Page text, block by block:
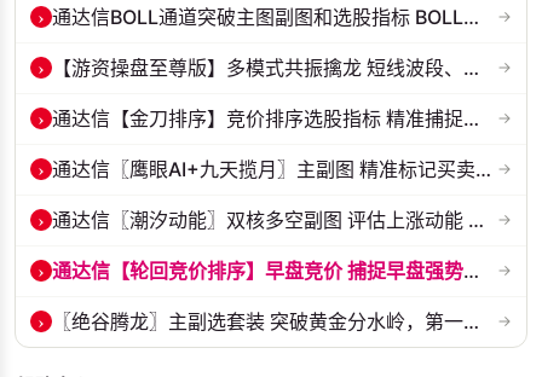
› 通达信BOLL通道突破主图副图和选股指标 BOLL通达突破追踪主力动向 源码... →
› 【游资操盘至尊版】多模式共振擒龙 短线波段、低位抄底、游资启动行情量... →
› 通达信【金刀排序】竞价排序选股指标 精准捕捉强势首板 源码 贴图 →
› 通达信〖鹰眼AI+九天揽月〗主副图 精准标记买卖拐点 九维因子共振过滤杂... →
› 通达信〖潮汐动能〗双核多空副图 评估上涨动能 量化判断多空力量的强弱... →
› 通达信【轮回竞价排序】早盘竞价 捕捉早盘强势起爆点 副图排序 源码 贴... →
› 〖绝谷腾龙〗主副选套装 突破黄金分水岭，第一根跳空金手指全套战法 →